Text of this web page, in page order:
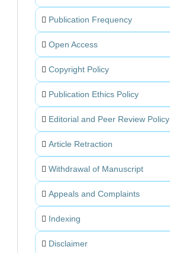
Publication Frequency
Open Access
Copyright Policy
Publication Ethics Policy
Editorial and Peer Review Policy
Article Retraction
Withdrawal of Manuscript
Appeals and Complaints
Indexing
Disclaimer